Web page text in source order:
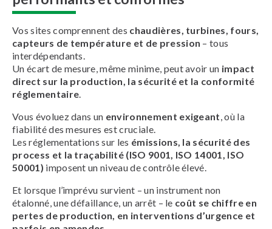
Vos sites comprennent des chaudières, turbines, fours,
capteurs de température et de pression – tous
interdépendants.
Un écart de mesure, même minime, peut avoir un impact
direct sur la production, la sécurité et la conformité
réglementaire.
Vous évoluez dans un environnement exigeant, où la
fiabilité des mesures est cruciale.
Les réglementations sur les émissions, la sécurité des
process et la traçabilité (ISO 9001, ISO 14001, ISO
50001) imposent un niveau de contrôle élevé.
Et lorsque l’imprévu survient – un instrument non
étalonné, une défaillance, un arrêt – le coût se chiffre en
pertes de production, en interventions d’urgence et